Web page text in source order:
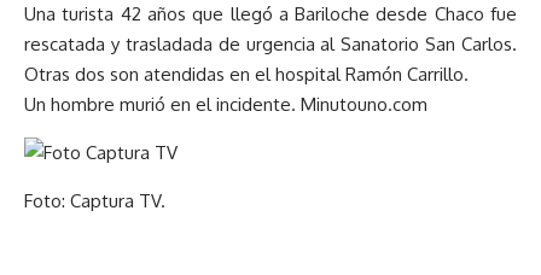
Una turista 42 años que llegó a Bariloche desde Chaco fue
rescatada y trasladada de urgencia al Sanatorio San Carlos.
Otras dos son atendidas en el hospital Ramón Carrillo.
Un hombre murió en el incidente. Minutouno.com
Foto: Captura TV.